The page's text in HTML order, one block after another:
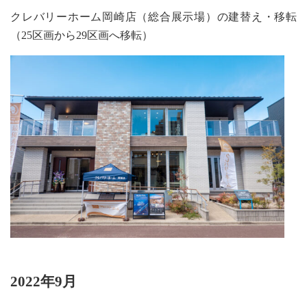
クレバリーホーム岡崎店（総合展示場）の建替え・移転
（25区画から29区画へ移転）
2022年9月